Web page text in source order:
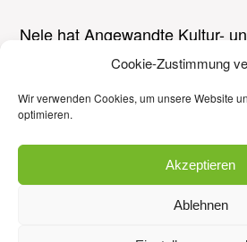
Cookie-Zustimmung
Wir verwenden Cookies, um unsere Website
optimieren.
Akzeptieren
Ablehnen
Nele hat Angewandte Kultur-
Wirtschaftswissenschaften
Hintergrund in Presse- und
Kommunikation nachhaltiger
relevanter Themen. Seit August
sie die Neue Effizienz im Bereich